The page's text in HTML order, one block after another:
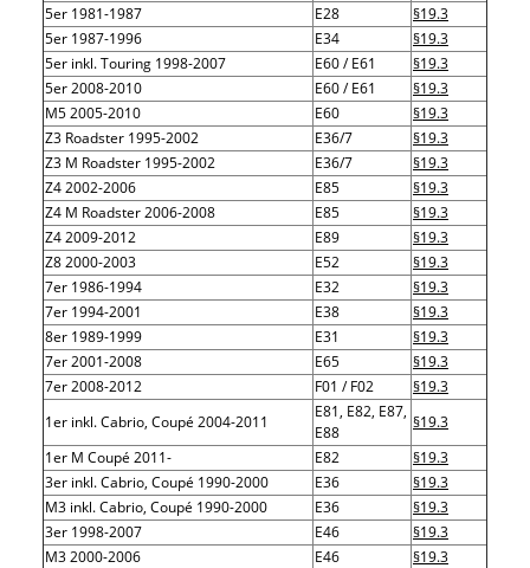
5er 1981-1987 E28
§19.3
5er 1987-1996
E34
§19.3
5er inkl. Touring 1998-2007
E60 / E61
§19.3
5er 2008-2010
E60 / E61
§19.3
M5 2005-2010
E60
§19.3
Z3 Roadster 1995-2002
E36/7
§19.3
Z3 M Roadster 1995-2002
E36/7
§19.3
Z4 2002-2006
E85
§19.3
Z4 M Roadster 2006-2008
E85
§19.3
Z4 2009-2012
E89
§19.3
Z8 2000-2003
E52
§19.3
7er 1986-1994
E32
§19.3
7er 1994-2001
E38
§19.3
8er 1989-1999
E31
§19.3
7er 2001-2008
E65
§19.3
7er 2008-2012
F01 / F02
§19.3
1er inkl. Cabrio, Coupé 2004-2011
E81, E82, E87,
E88
§19.3
1er M Coupé 2011-
E82
§19.3
3er inkl. Cabrio, Coupé 1990-2000
E36
§19.3
M3 inkl. Cabrio, Coupé 1990-2000
E36
§19.3
3er 1998-2007
E46
§19.3
M3 2000-2006
E46
§19.3